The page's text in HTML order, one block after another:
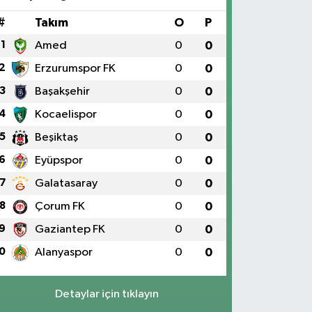
Takım O P
1 Amed 0 0
Erzurumspor FK 0 0
3 Başakşehir 0 0
Kocaelispor 0 0
5 Beşiktaş 0 0
Eyüpspor 0 0
7 Galatasaray 0 0
8 Çorum FK 0 0
Gaziantep FK 0 0
Alanyaspor 0 0
Detaylar için tıklayın